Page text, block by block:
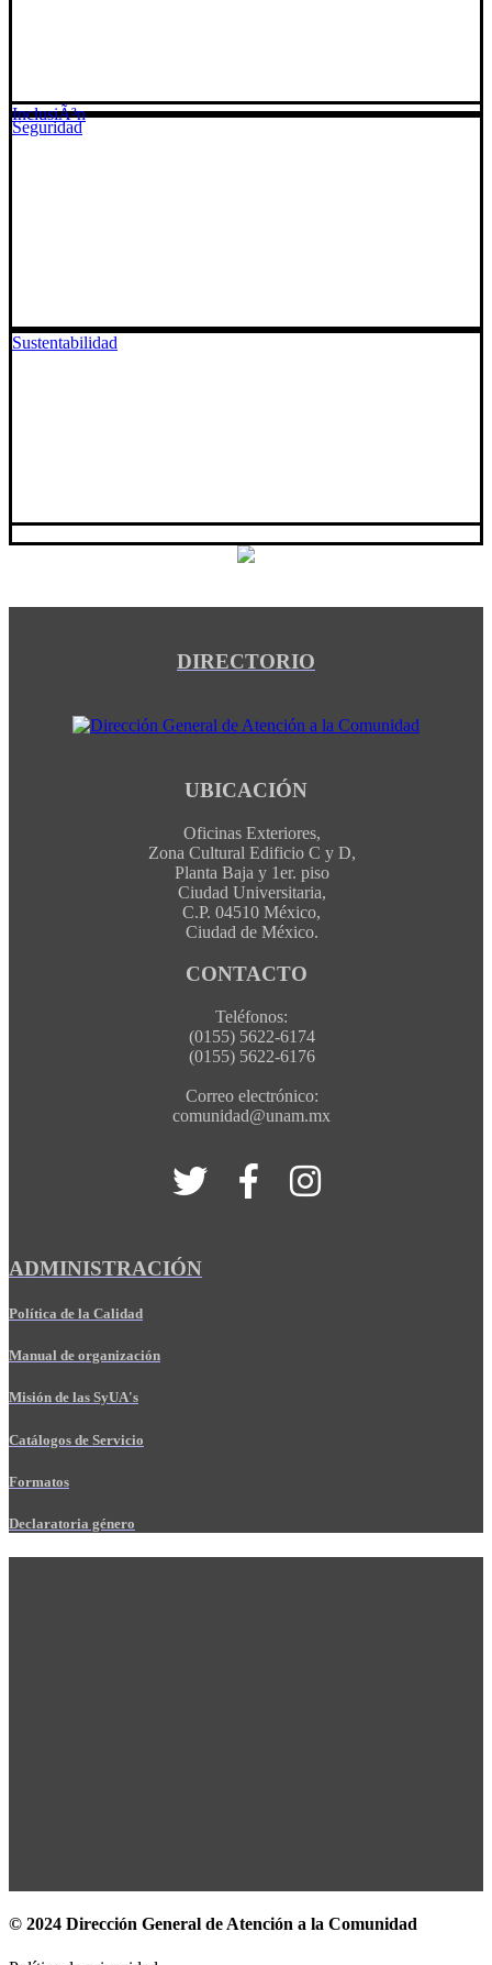
Seguridad
Sustentabilidad
InclusiÃ³n
DIRECTORIO
UBICACIÓN
Oficinas Exteriores,
Zona Cultural Edificio C y D,
Planta Baja y 1er. piso
Ciudad Universitaria,
C.P. 04510 México,
Ciudad de México.
CONTACTO
Teléfonos:
(0155) 5622-6174
(0155) 5622-6176
Correo electrónico:
comunidad@unam.mx
ADMINISTRACIÓN
Política de la Calidad
Manual de organización
Misión de las SyUA's
Catálogos de Servicio
Formatos
Declaratoria género
© 2024 Dirección General de Atención a la Comunidad